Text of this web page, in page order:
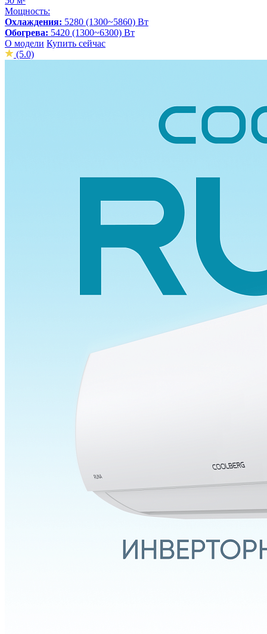
Мощность:
Охлаждения: 5280 (1300~5860) Вт
Обогрева: 5420 (1300~6300) Вт
О модели Купить сейчас
(5.0)